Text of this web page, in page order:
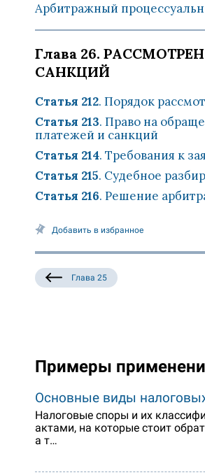
Арбитражный
Глава 26.
САНКЦИЙ
Статья 212. Порядок
Статья 213. Право на
платежей и санкций
Статья 214. Требования к
Статья 215. Судебное
Статья 216. Решение
Добавить в избранное
Глава 25
Примеры
Основные виды
Налоговые споры и их
актами, на которые стоит
а т…